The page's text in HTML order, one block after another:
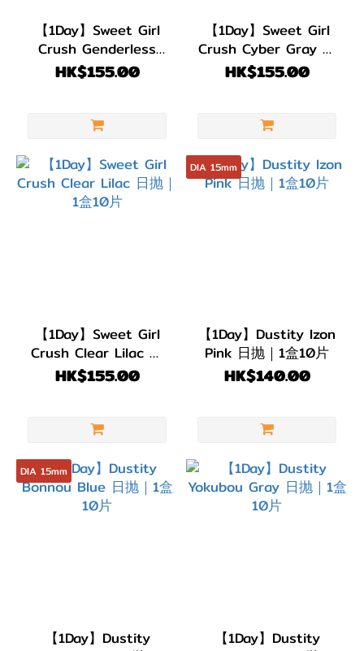
【1Day】Sweet Girl
Crush Genderless
Rose 日抛｜1盒10片
HK$155.00
【1Day】Sweet Girl
Crush Cyber Gray 日
抛｜1盒10片
HK$155.00
【1Day】Sweet Girl
Crush Clear Lilac 日
抛｜1盒10片
HK$155.00
DIA 15mm
【1Day】Dustity Izon
Pink 日抛｜1盒10片
HK$140.00
DIA 15mm
【1Day】Dustity
【1Day】Dustity